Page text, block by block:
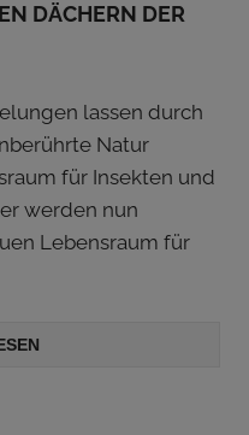
DÄCHERN DER
lassen durch
Natur
für Insekten und
werden nun
Lebensraum für